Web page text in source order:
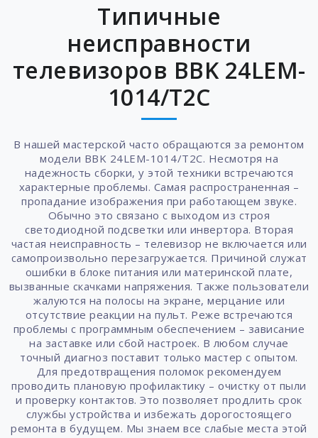
Типичные
неисправности
телевизоров BBK 24LEM-
1014/T2C
В нашей мастерской часто обращаются за ремонтом
модели BBK 24LEM-1014/T2C. Несмотря на
надежность сборки, у этой техники встречаются
характерные проблемы. Самая распространенная –
пропадание изображения при работающем звуке.
Обычно это связано с выходом из строя
светодиодной подсветки или инвертора. Вторая
частая неисправность – телевизор не включается или
самопроизвольно перезагружается. Причиной служат
ошибки в блоке питания или материнской плате,
вызванные скачками напряжения. Также пользователи
жалуются на полосы на экране, мерцание или
отсутствие реакции на пульт. Реже встречаются
проблемы с программным обеспечением – зависание
на заставке или сбой настроек. В любом случае
точный диагноз поставит только мастер с опытом.
Для предотвращения поломок рекомендуем
проводить плановую профилактику – очистку от пыли
и проверку контактов. Это позволяет продлить срок
службы устройства и избежать дорогостоящего
ремонта в будущем. Мы знаем все слабые места этой